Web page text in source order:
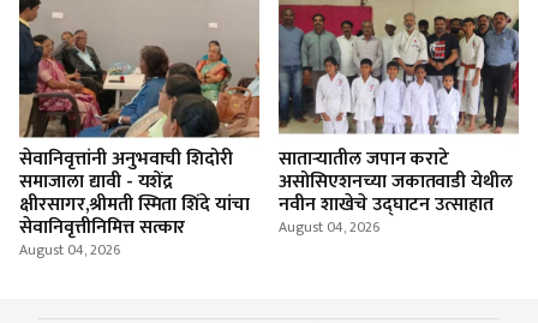
सेवानिवृत्तांनी अनुभवाची शिदोरी
समाजाला द्यावी - यशेंद्र
क्षीरसागर,श्रीमती स्मिता शिंदे यांचा
सेवानिवृत्तीनिमित्त सत्कार
August 04, 2026
साताऱ्यातील जपान कराटे
असोसिएशनच्या जकातवाडी येथील
नवीन शाखेचे उद्घाटन उत्साहात
August 04, 2026